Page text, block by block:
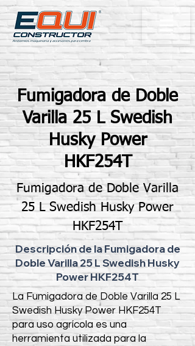
Fumigadora de Doble
Varilla 25 L Swedish
Husky Power
HKF254T
Fumigadora de Doble Varilla
25 L Swedish Husky Power
HKF254T
Descripción de la Fumigadora de
Doble Varilla 25 L Swedish Husky
Power HKF254T
La Fumigadora de Doble Varilla 25 L
Swedish Husky Power HKF254T
para uso agrícola es una
herramienta utilizada para la